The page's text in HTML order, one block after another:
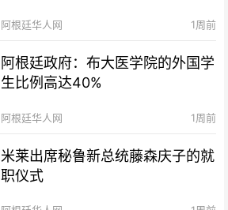
阿根廷华人网 1周前
阿根廷政府：布大医学院的外国学
生比例高达40%
阿根廷华人网 1周前
米莱出席秘鲁新总统藤森庆子的就
职仪式